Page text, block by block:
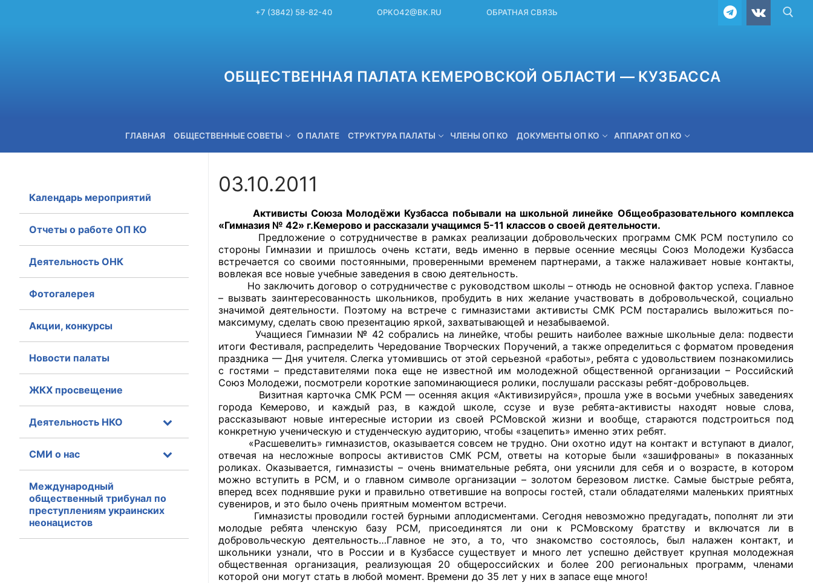
+7 (3842) 58-82-40 OPKO42@BK.RU ОБРАТНАЯ СВЯЗЬ
ОБЩЕСТВЕННАЯ ПАЛАТА КЕМЕРОВСКОЙ ОБЛАСТИ — КУЗБАССА
ГЛАВНАЯ ОБЩЕСТВЕННЫЕ СОВЕТЫ О ПАЛАТЕ СТРУКТУРА ПАЛАТЫ ЧЛЕНЫ ОП КО ДОКУМЕНТЫ ОП КО АППАРАТ ОП КО
+7 (3842) 58-82-40 OPKO42@BK.RU ОБРАТНАЯ СВЯЗЬ
Главная
Общественные советы
Общественные советы при территориальных органах федеральных органов
исполнительной власти
Общественные советы по проведению независимой оценки качества условий
оказания услуг
О Палате
Структура Палаты
Комиссии
Экспертный совет ОП КО
Совет ОП КО
Общественный штаб
03.10.2011
Активисты Союза Молодёжи Кузбасса побывали на школьной линейке Общеобразовательного комплекса
«Гимназия № 42» г.Кемерово и рассказали учащимся 5-11 классов о своей деятельности.
Предложение о сотрудничестве в рамках реализации добровольческих программ СМК РСМ поступило со
стороны Гимназии и пришлось очень кстати, ведь именно в первые осенние месяцы Союз Молодежи Кузбасса
встречается со своими постоянными, проверенными временем партнерами, а также налаживает новые контакты,
вовлекая все новые учебные заведения в свою деятельность.
Но заключить договор о сотрудничестве с руководством школы – отнюдь не основной фактор успеха. Главное
– вызвать заинтересованность школьников, пробудить в них желание участвовать в добровольческой, социально
значимой деятельности. Поэтому на встрече с гимназистами активисты СМК РСМ постарались выложиться по-
максимуму, сделать свою презентацию яркой, захватывающей и незабываемой.
Учащиеся Гимназии № 42 собрались на линейке, чтобы решить наиболее важные школьные дела: подвести
итоги Фестиваля, распределить Чередование Творческих Поручений, а также определиться с форматом проведения
праздника — Дня учителя. Слегка утомившись от этой серьезной «работы», ребята с удовольствием познакомились
с гостями – представителями пока еще не известной им молодежной общественной организации – Российский
Союз Молодежи, посмотрели короткие запоминающиеся ролики, послушали рассказы ребят-добровольцев.
Визитная карточка СМК РСМ — осенняя акция «Активизируйся», прошла уже в восьми учебных заведениях
города Кемерово, и каждый раз, в каждой школе, ссузе и вузе ребята-активисты находят новые слова,
рассказывают новые интересные истории из своей РСМовской жизни и вообще, стараются подстроиться под
конкретную ученическую и студенческую аудиторию, чтобы «зацепить» именно этих ребят.
«Расшевелить» гимназистов, оказывается совсем не трудно. Они охотно идут на контакт и вступают в диалог,
отвечая на несложные вопросы активистов СМК РСМ, ответы на которые были «зашифрованы» в показанных
роликах. Оказывается, гимназисты – очень внимательные ребята, они уяснили для себя и о возрасте, в котором
можно вступить в РСМ, и о главном символе организации – золотом березовом листке. Самые быстрые ребята,
вперед всех поднявшие руки и правильно ответившие на вопросы гостей, стали обладателями маленьких приятных
сувениров, и это было очень приятным моментом встречи.
Гимназисты проводили гостей бурными аплодисментами. Сегодня невозможно предугадать, пополнят ли эти
молодые ребята членскую базу РСМ, присоединятся ли они к РСМовскому братству и включатся ли в
добровольческую деятельность…Главное не это, а то, что знакомство состоялось, был налажен контакт, и
школьники узнали, что в России и в Кузбассе существует и много лет успешно действует крупная молодежная
общественная организация, реализующая 20 общероссийских и более 200 региональных программ, членами
которой они могут стать в любой момент. Времени до 35 лет у них в запасе еще много!
Календарь мероприятий
Отчеты о работе ОП КО
Деятельность ОНК
Фотогалерея
Акции, конкурсы
Новости палаты
ЖКХ просвещение
Деятельность НКО
СМИ о нас
Международный
общественный трибунал по
преступлениям украинских
неонацистов